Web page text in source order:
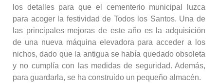
los detalles para que el cementerio municipal luzca
para acoger la festividad de Todos los Santos. Una de
las principales mejoras de este año es la adquisición
de una nueva máquina elevadora para acceder a los
nichos, dado que la antigua se había quedado obsoleta
y no cumplía con las medidas de seguridad. Además,
para guardarla, se ha construido un pequeño almacén.